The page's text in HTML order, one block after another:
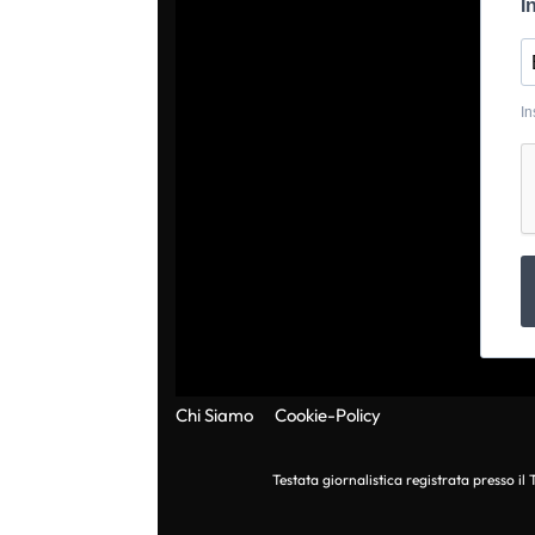
Chi Siamo Cookie-Policy
Testata giornalistica registrata presso il